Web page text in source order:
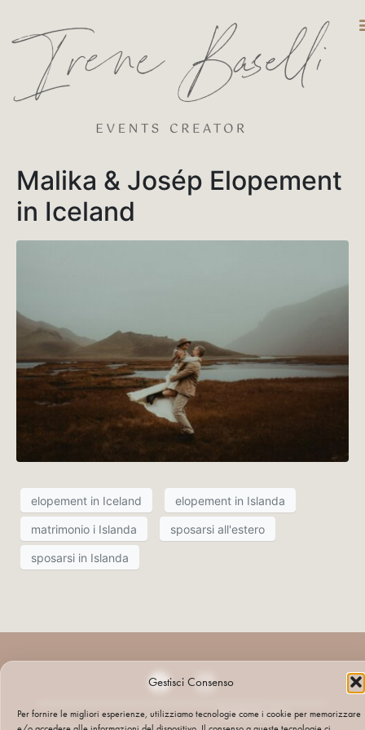
Gestisci Consenso
Per fornire le migliori esperienze, utilizziamo tecnologie come i cookie per memorizzare
Malika & Josép Elopement
in Iceland
elopement in Iceland elopement in Islanda
matrimonio i Islanda sposarsi all'estero
sposarsi in Islanda
PARTITA IVA: